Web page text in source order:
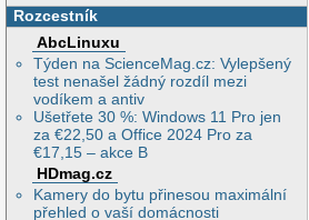
Rozcestník
AbcLinuxu
Týden na ScienceMag.cz: Vylepšený
test nenašel žádný rozdíl mezi
vodíkem a antiv
Ušetřete 30 %: Windows 11 Pro jen
za €22,50 a Office 2024 Pro za
€17,15 – akce B
HDmag.cz
Kamery do bytu přinesou maximální
přehled o vaší domácnosti